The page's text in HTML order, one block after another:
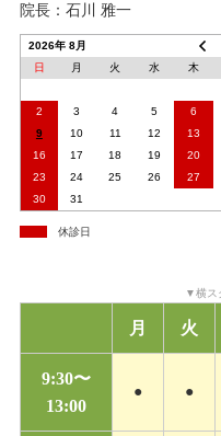
院長：石川 雅一
2026年 8月
日
月 火 水 木
2
3 4 5 6
9
10 11 12 13
16
17 18 19 20
23
24 25 26 27
30
31
休診日
月 火
9:30〜
13:00
● ●